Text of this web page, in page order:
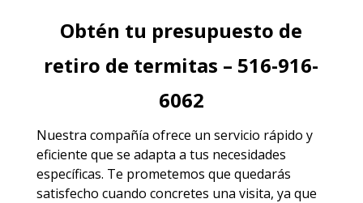
Obtén tu presupuesto de
retiro de termitas – 516-916-
6062
Nuestra compañía ofrece un servicio rápido y
eficiente que se adapta a tus necesidades
específicas. Te prometemos que quedarás
satisfecho cuando concretes una visita, ya que